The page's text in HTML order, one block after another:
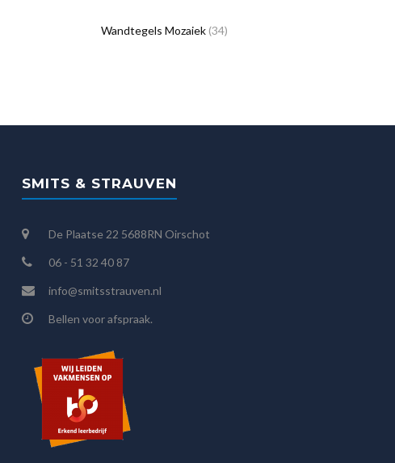
Wandtegels Mozaiek (34)
SMITS & STRAUVEN
De Plaatse 22 5688RN Oirschot
06 - 51 32 40 87
info@smitsstrauven.nl
Bellen voor afspraak.